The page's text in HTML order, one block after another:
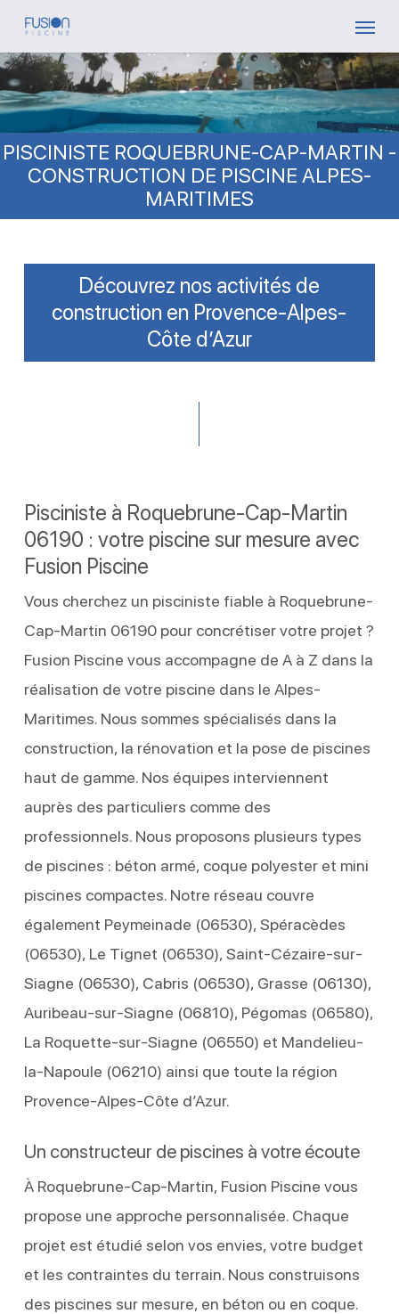
Skip
main
content
PISCINISTE ROQUEBRUNE-CAP-MARTIN -
CONSTRUCTION DE PISCINE ALPES-
MARITIMES
Découvrez nos activités de
construction en Provence-Alpes-
Côte d’Azur
Pisciniste à Roquebrune-Cap-Martin
06190 : votre piscine sur mesure avec
Fusion Piscine
Vous cherchez un pisciniste fiable à Roquebrune-
Cap-Martin 06190 pour concrétiser votre projet ?
Fusion Piscine vous accompagne de A à Z dans la
réalisation de votre piscine dans le Alpes-
Maritimes. Nous sommes spécialisés dans la
construction, la rénovation et la pose de piscines
haut de gamme. Nos équipes interviennent
auprès des particuliers comme des
professionnels. Nous proposons plusieurs types
de piscines : béton armé, coque polyester et mini
piscines compactes. Notre réseau couvre
également Peymeinade (06530), Spéracèdes
(06530), Le Tignet (06530), Saint-Cézaire-sur-
Siagne (06530), Cabris (06530), Grasse (06130),
Auribeau-sur-Siagne (06810), Pégomas (06580),
La Roquette-sur-Siagne (06550) et Mandelieu-
la-Napoule (06210) ainsi que toute la région
Provence-Alpes-Côte d’Azur.
Un constructeur de piscines à votre écoute
À Roquebrune-Cap-Martin, Fusion Piscine vous
propose une approche personnalisée. Chaque
projet est étudié selon vos envies, votre budget
et les contraintes du terrain. Nous construisons
des piscines sur mesure, en béton ou en coque.